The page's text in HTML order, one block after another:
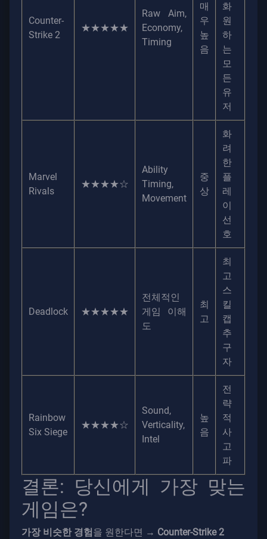
Counter-
Strike 2
★★★★★
Raw Aim,
Economy,
Timing
매
우
높
음
화
원
하
는
모
든
유
저
Marvel
Rivals
★★★★☆
Ability
Timing,
Movement
중
상
화
려
한
플
레
이
선
호
Deadlock ★★★★★
전체적인
게임 이해
도
최
고
최
고
스
킬
캡
추
구
자
Rainbow
Six Siege
★★★★☆
Sound,
Verticality,
Intel
높
음
전
략
적
사
고
파
결론: 당신에게 가장 맞는
게임은?
가장 비슷한 경험 을 원한다면 → Counter-Strike 2